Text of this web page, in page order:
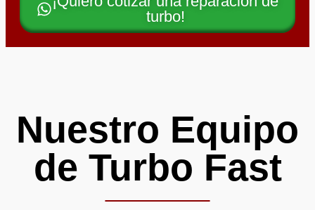
turbo!
Nuestro Equipo
de Turbo Fast